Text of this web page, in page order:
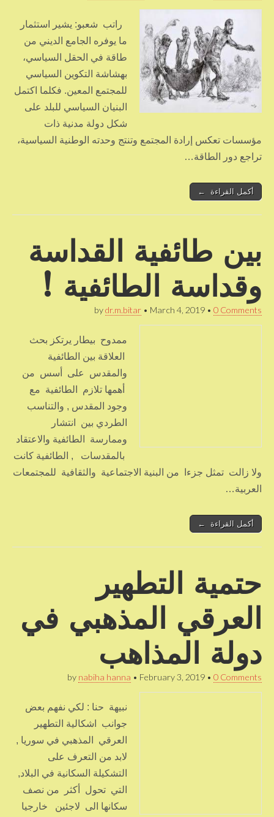
راتب شعبو: يشير استثمار
ما يوفره الجامع الديني من
طاقة في الحقل السياسي،
بهشاشة التكوين السياسي
للمجتمع المعين. فكلما اكتمل
البنيان السياسي للبلد على
شكل دولة مدنية ذات
مؤسسات تعكس إرادة المجتمع وتنتج وحدته الوطنية السياسية،
تراجع دور الطاقة…
أكمل القراءة ←
بين طائفية القداسة
وقداسة الطائفية !
bydr.m.bitar • March 4, 2019 • 0 Comments
ممدوح بيطار يرتكز بحث
العلاقة بين الطائفية
والمقدس على أسس من
أهمها تلازم الطائفية مع
وجود المقدس , والتناسب
الطردي بين انتشار
وممارسة الطائفية والاعتقاد
بالمقدسات , الطائفية كانت
ولا زالت تمثل جزءا من البنية الاجتماعية والثقافية للمجتمعات
العربية…
أكمل القراءة ←
حتمية التطهير
العرقي المذهبي في
دولة المذاهب
by nabiha hanna • February 3, 2019 • 0 Comments
نبيهة حنا : لكي نفهم بعض
جوانب اشكالية التطهير
العرقي المذهبي في سوريا ,
لابد من التعرف على
التشكيلة السكانية في البلاد,
التي تحول أكثر من نصف
سكانها الى لاجئين خارجيا